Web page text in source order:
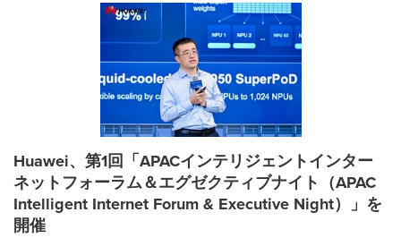
Huawei、第1回「APACインテリジェントインター
ネットフォーラム＆エグゼクティブナイト（APAC
Intelligent Internet Forum & Executive Night）」を
開催